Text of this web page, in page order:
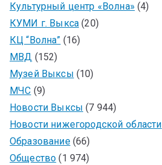
Культурный центр «Волна» (4)
КУМИ г. Выкса (20)
КЦ “Волна” (16)
МВД (152)
Музей Выксы (10)
МЧС (9)
Новости Выксы (7 944)
Новости нижегородской области
Образование(66)
Общество (1 974)